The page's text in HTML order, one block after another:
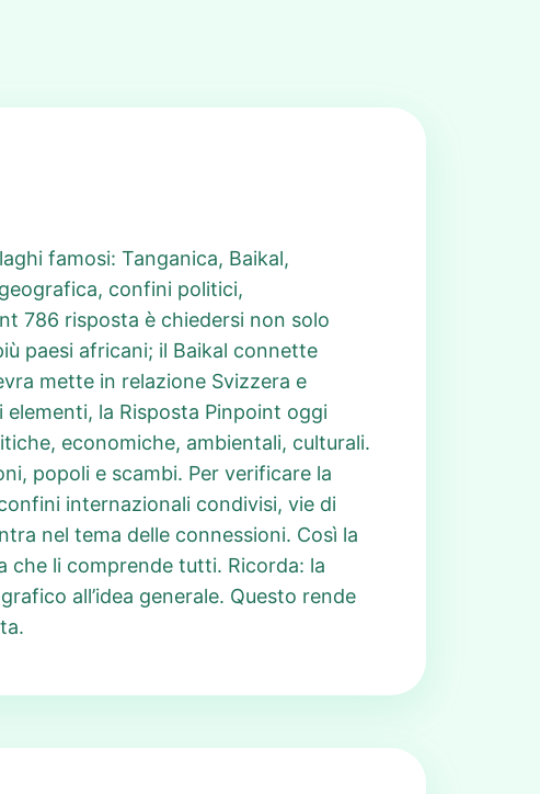
famosi: Tanganica, Baikal,
confini politici,
786 risposta è chiedersi non solo
paesi africani; il Baikal connette
mette in relazione Svizzera e
la Risposta Pinpoint oggi
economiche, ambientali, culturali.
popoli e scambi. Per verificare la
internazionali condivisi, vie di
nel tema delle connessioni. Così la
che li comprende tutti. Ricorda: la
all’idea generale. Questo rende